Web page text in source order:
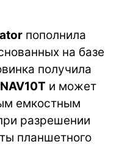
пополнила
на базе
получила
NAV10T и может
емкостным
разрешении
планшетного